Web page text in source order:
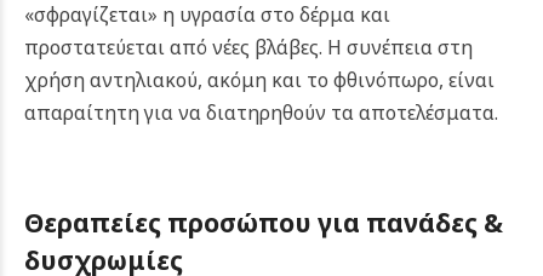
«σφραγίζεται» η υγρασία στο δέρμα και
προστατεύεται από νέες βλάβες. Η συνέπεια στη
χρήση αντηλιακού, ακόμη και το φθινόπωρο, είναι
απαραίτητη για να διατηρηθούν τα αποτελέσματα.
Θεραπείες προσώπου για πανάδες &
δυσχρωμίες